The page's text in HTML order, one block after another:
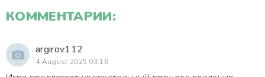
КОММЕНТАРИИ:
argirov112
4 August 2025 03:16